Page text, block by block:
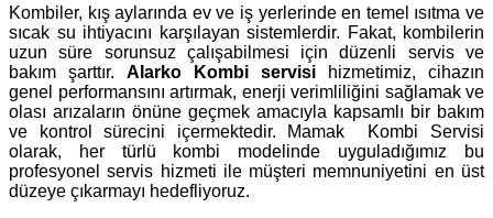
Kombiler, kış aylarında ev ve iş yerlerinde en temel ısıtma ve
sıcak su ihtiyacını karşılayan sistemlerdir. Fakat, kombilerin
uzun süre sorunsuz çalışabilmesi için düzenli servis ve
bakım şarttır. Alarko Kombi servisi hizmetimiz, cihazın
genel performansını artırmak, enerji verimliliğini sağlamak ve
olası arızaların önüne geçmek amacıyla kapsamlı bir bakım
ve kontrol sürecini içermektedir. Mamak Kombi Servisi
olarak, her türlü kombi modelinde uyguladığımız bu
profesyonel servis hizmeti ile müşteri memnuniyetini en üst
düzeye çıkarmayı hedefliyoruz.